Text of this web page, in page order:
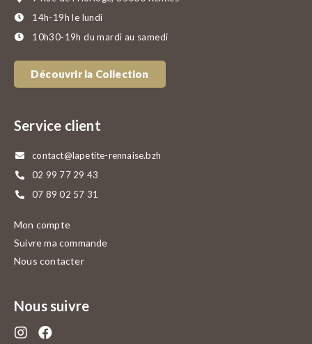
14h-19h le lundi
10h30-19h du mardi au samedi
Découvrir la Collection
Service client
contact@lapetite-rennaise.bzh
02 99 77 29 43
07 89 02 57 31
Mon compte
Suivre ma commande
Nous contacter
Nous suivre